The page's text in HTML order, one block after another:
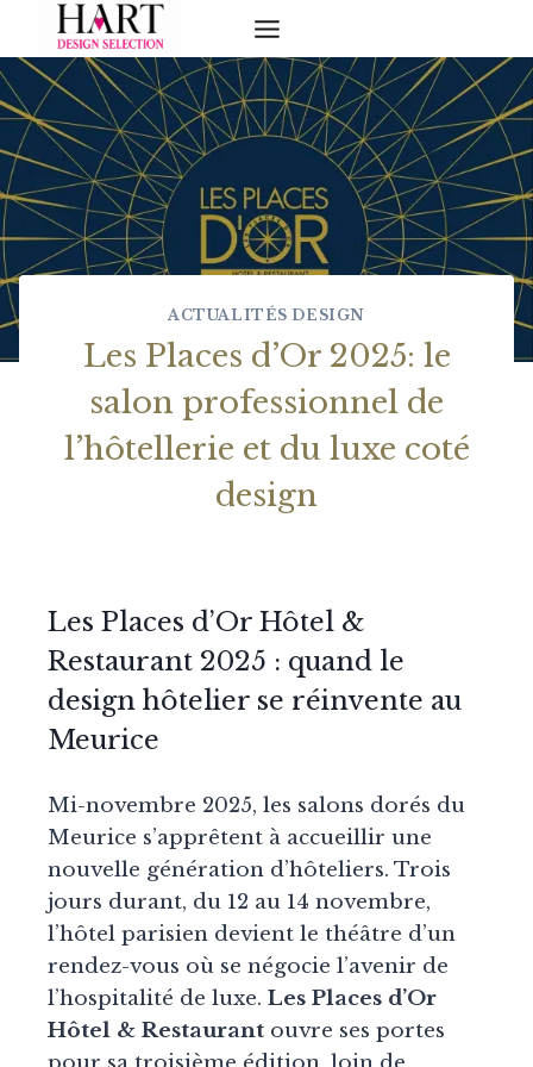
content
ACTUALITÉS DESIGN
Les Places d’Or 2025: le
salon professionnel de
l’hôtellerie et du luxe coté
design
Les Places d’Or Hôtel &
Restaurant 2025 : quand le
design hôtelier se réinvente au
Meurice
Mi-novembre 2025, les salons dorés du
Meurice s’apprêtent à accueillir une
nouvelle génération d’hôteliers. Trois
jours durant, du 12 au 14 novembre,
l’hôtel parisien devient le théâtre d’un
rendez-vous où se négocie l’avenir de
l’hospitalité de luxe. Les Places d’Or
Hôtel & Restaurant ouvre ses portes